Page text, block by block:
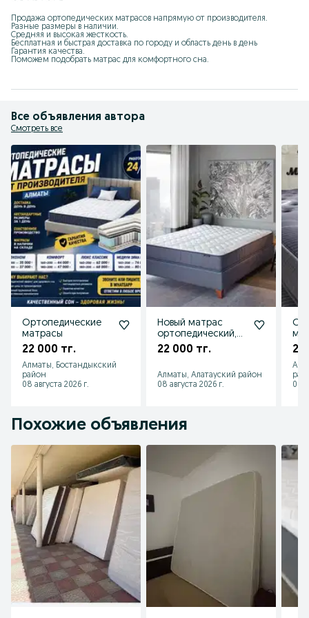
Продажа ортопедических матрасов напрямую от производителя.
Разные размеры в наличии.
Средняя и высокая жесткость.
Бесплатная и быстрая доставка по городу и область день в день
Гарантия качества.
Поможем подобрать матрас для комфортного сна.
Все объявления автора
Смотреть все
Ортопедические
матрасы
22 000 тг.
Алматы, Бостандыкский
район
08 августа 2026 г.
Новый матрас
ортопедический,
скидка, торг,
доставка Алматы
22 000 тг.
Алматы, Алатауский район
08 августа 2026 г.
22
08
Похожие объявления